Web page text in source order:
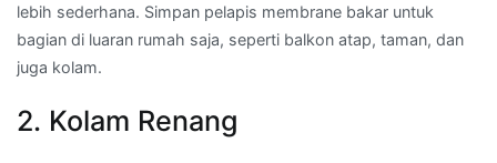
lebih sederhana. Simpan pelapis membrane bakar untuk
bagian di luaran rumah saja, seperti balkon atap, taman, dan
juga kolam.
2. Kolam Renang